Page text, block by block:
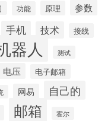
功能 原理 参数
手机 技术 接线
器人 测试
电压 电子邮箱
网易 自己的
邮箱 霍尔